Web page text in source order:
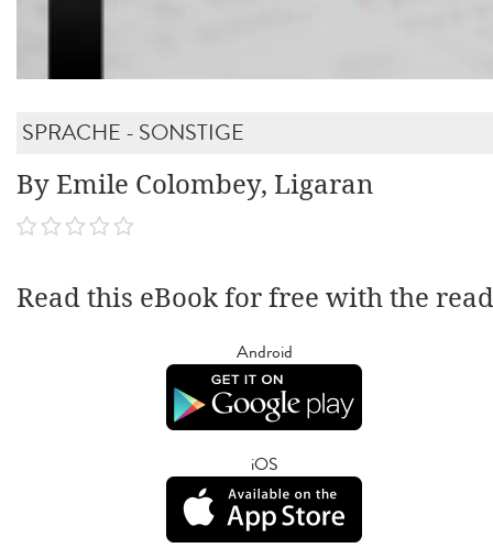
SPRACHE - SONSTIGE
By Emile Colombey, Ligaran
Read this eBook for free with the
Android
iOS